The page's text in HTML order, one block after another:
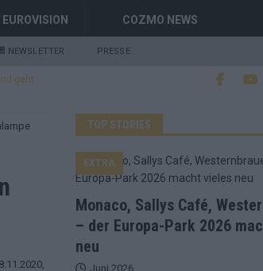
EUROVISION COZMO NEWS
NEWSLETTER PRESSE
geht
TOP STORIES
Monaco, Sallys Café,
– der Europa-Park 2026
neu
EXTRA
Juni 2026